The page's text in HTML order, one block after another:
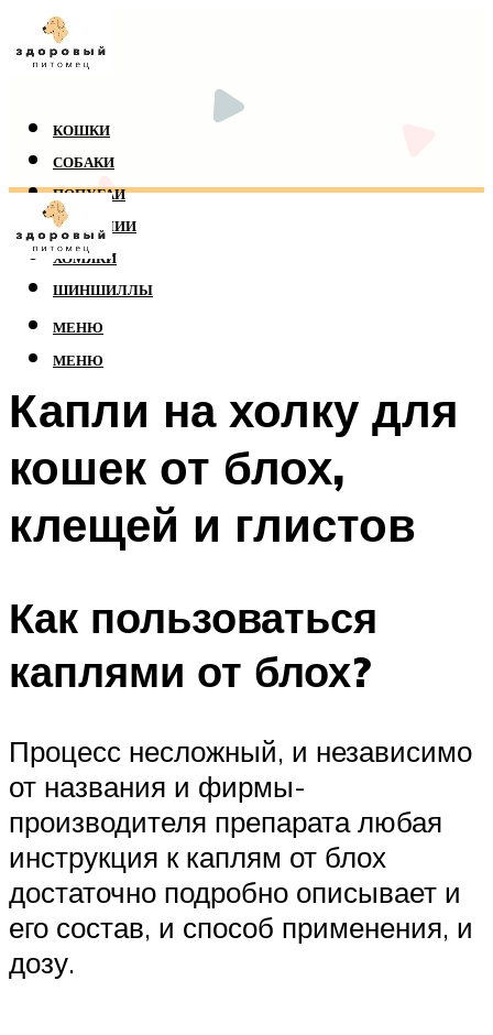
КОШКИ
СОБАКИ
ПОПУГАИ
РЕПТИЛИИ
ХОМЯКИ
ШИНШИЛЛЫ
МЕНЮ
МЕНЮ
Капли на холку для
кошек от блох,
клещей и глистов
Как пользоваться
каплями от блох?
Процесс несложный, и независимо
от названия и фирмы-
производителя препарата любая
инструкция к каплям от блох
достаточно подробно описывает и
его состав, и способ применения, и
дозу.